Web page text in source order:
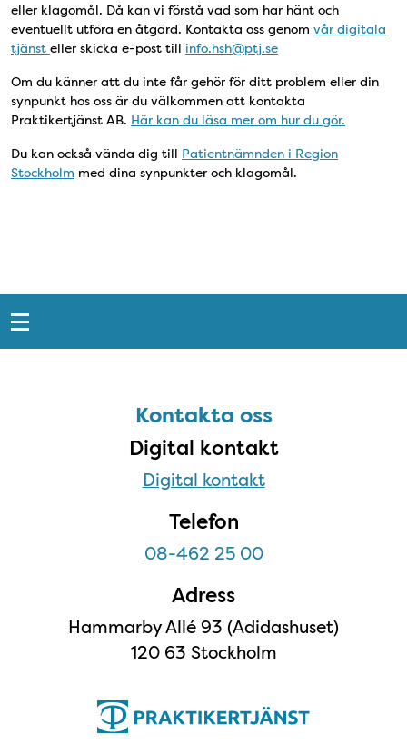
eller klagomål. Då kan vi förstå vad som har hänt och
eventuellt utföra en åtgärd. Kontakta oss genom vår digitala
tjänst eller skicka e-post till info.hsh@ptj.se
Om du känner att du inte får gehör för ditt problem eller din
synpunkt hos oss är du välkommen att kontakta
Praktikertjänst AB. Här kan du läsa mer om hur du gör.
Du kan också vända dig till Patientnämnden i Region
Stockholm med dina synpunkter och klagomål.
Snabblänkar
Kontakta ossKontakta oss
Digital kontakt
Digital kontakt
Telefon
08-462 25 00
Adress
Hammarby Allé 93 (Adidashuset)
120 63 Stockholm